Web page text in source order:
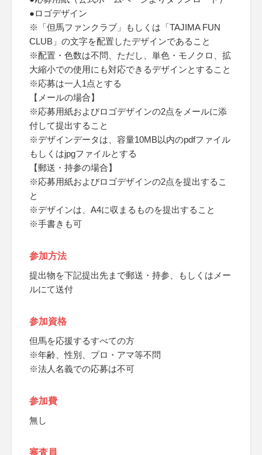
●ロゴデザイン
※「但馬ファンクラブ」もしくは「TAJIMA FUN
CLUB」の文字を配置したデザインであること
※配置・色数は不問、ただし、単色・モノクロ、拡
大縮小での使用にも対応できるデザインとすること
※応募は一人1点とする
【メールの場合】
※応募用紙およびロゴデザインの2点をメールに添
付して提出すること
※デザインデータは、容量10MB以内のpdfファイル
もしくはjpgファイルとする
【郵送・持参の場合】
※応募用紙およびロゴデザインの2点を提出するこ
と
※デザインは、A4に収まるものを提出すること
※手書きも可
参加方法
提出物を下記提出先まで郵送・持参、もしくはメー
ルにて送付
参加資格
但馬を応援するすべての方
※年齢、性別、プロ・アマ等不問
※法人名義での応募は不可
参加費
無し
審査員